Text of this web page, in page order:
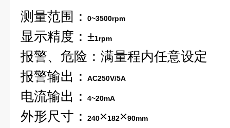
测量范围： 0~3500rpm
显示精度：±1rpm
报警、危险：满量程内任意设定
报警输出：
AC250V/5A
电流输出： 4~20mA
外形尺寸： 240×182×90mm